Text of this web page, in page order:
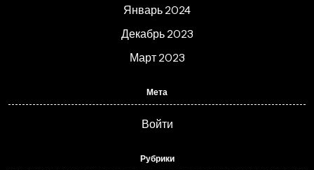
Январь 2024
Декабрь 2023
Март 2023
Мета
Войти
Рубрики